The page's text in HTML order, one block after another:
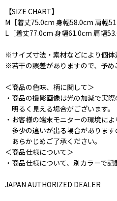
【SIZE CHART】
M［着丈75.0cm 身幅58.0cm 肩幅
L［着丈77.0cm 身幅61.0cm 肩幅
※サイズ寸法・素材などにより個体
※若干の誤差がありますので、予め
＜商品の色味、柄に関して＞
・商品の撮影画像は光の加減で実際
明るく見える場合がございます。
・お客様の端末モニターの環境に
多少の違いが出る場合があります
あらかじめご了承ください。
＜商品仕様について＞
・商品仕様について、別カラーで記
JAPAN AUTHORIZED DEALER